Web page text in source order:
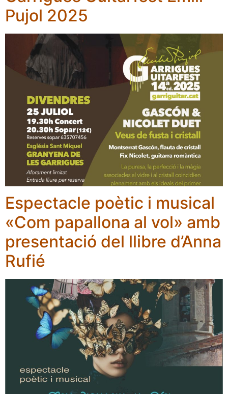
Pujol 2025
Espectacle poètic i musical
«Com papallona al vol» amb
presentació del llibre d’Anna
Rufié